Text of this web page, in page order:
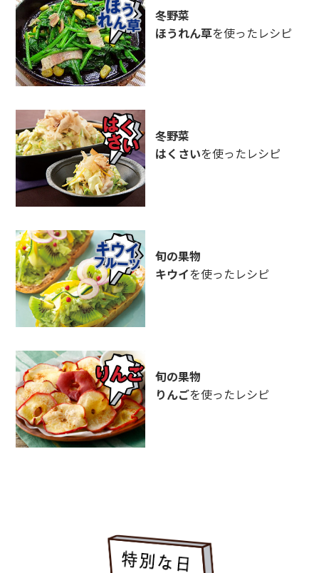
冬野菜
ほうれん草を使ったレシピ
冬野菜
はくさいを使ったレシピ
旬の果物
キウイを使ったレシピ
旬の果物
りんごを使ったレシピ